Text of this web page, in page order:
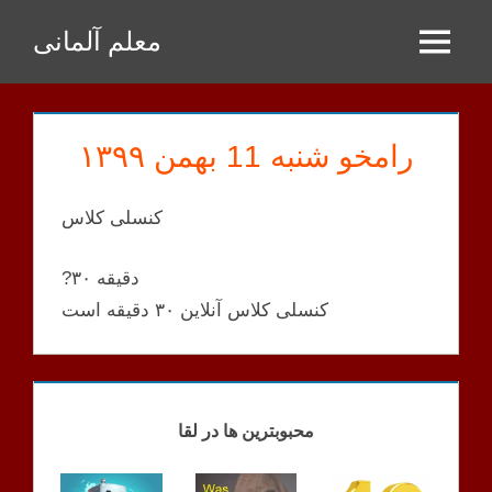
Inhalt
springen
معلم آلمانی Menu
رامخو شنبه 11 بهمن ۱۳۹۹
کنسلی کلاس
?۳۰ دقیقه
کنسلی کلاس آنلاین ۳۰ دقیقه است
محبوبترین ها در لقا